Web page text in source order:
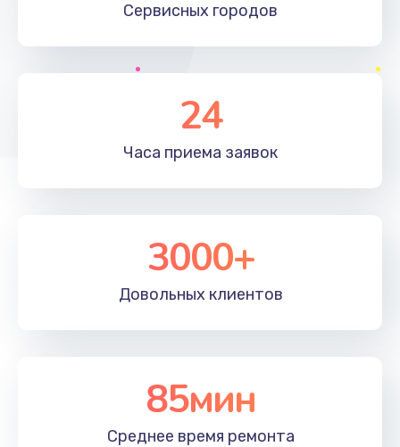
Сервисных городов
24
Часа приема заявок
3000+
Довольных клиентов
85мин
Среднее время ремонта